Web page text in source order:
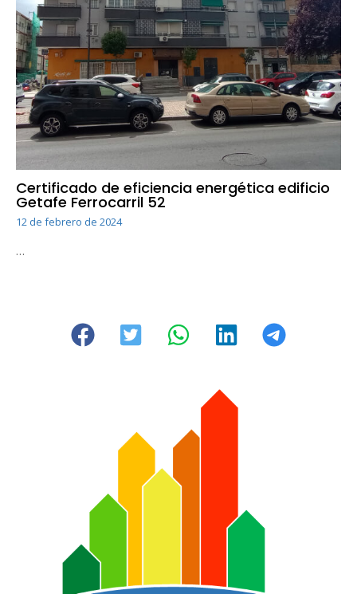
Certificado de eficiencia energética edificio
Getafe Ferrocarril 52
12 de febrero de 2024
…